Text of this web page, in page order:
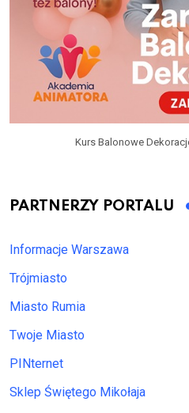
Kurs Balonowe
PARTNERZY PORTALU
Informacje Warszawa
Trójmiasto
Miasto Rumia
Twoje Miasto
PINternet
Sklep Świętego Mikołaja